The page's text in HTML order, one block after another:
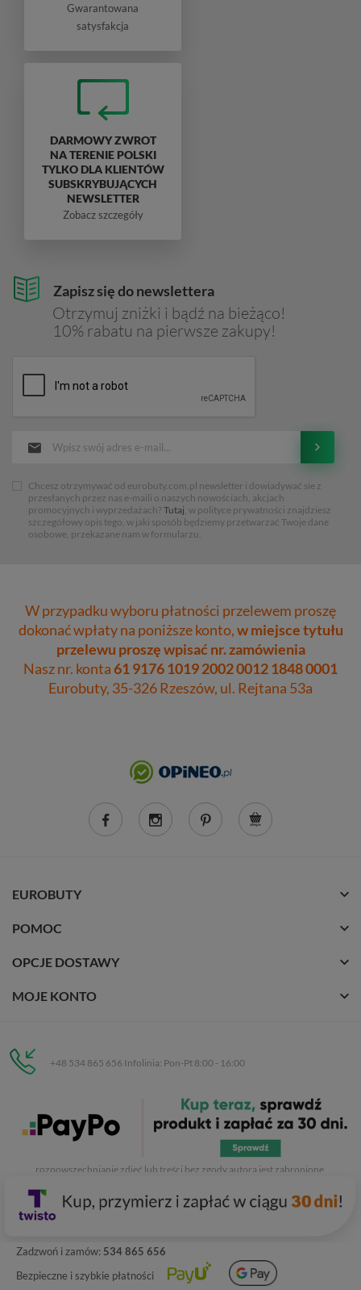
Zadzwoń i zamów: 534 865 656
Bezpieczne i szybkie płatności
Zapisz się do newslettera
Otrzymuj zniżki i bądź na bieżąco!
10% rabatu na pierwsze zakupy!
Chcesz otrzymywać od eurobuty.com.pl newsletter i dowiadywać sie z
przesłanych przez nas e-maili o naszych nowościach, akcjach
promocyjnych i wyprzedażach? Tutaj, w polityce prywatności znajdziesz
szczegółowy opis tego, w jaki sposób będziemy przetwarzać Twoje dane
osobowe, przekazane nam w formularzu.
Gwarantowana
satysfakcja
DARMOWY ZWROT
NA TERENIE POLSKI
TYLKO DLA KLIENTÓW
SUBSKRYBUJĄCYCH
NEWSLETTER
Zobacz szczegóły
W przypadku wyboru płatności przelewem proszę
dokonać wpłaty na poniższe konto,w miejsce tytułu
przelewu proszę wpisać nr. zamówienia
Nasz nr. konta61 9176 1019 2002 0012 1848 0001
Eurobuty, 35-326 Rzeszów, ul. Rejtana 53a
EUROBUTY
POMOC
OPCJE DOSTAWY
MOJE KONTO
+48 534 865 656 Infolinia: Pon-Pt 8:00 - 16:00
C.H. Respan, Rejtana 53a/250
35-326 Rzeszów
. Kopiowanie, przetwarzanie,
rozpowszechnianie zdjęć lub treści bez zgody autora jest zabronione.